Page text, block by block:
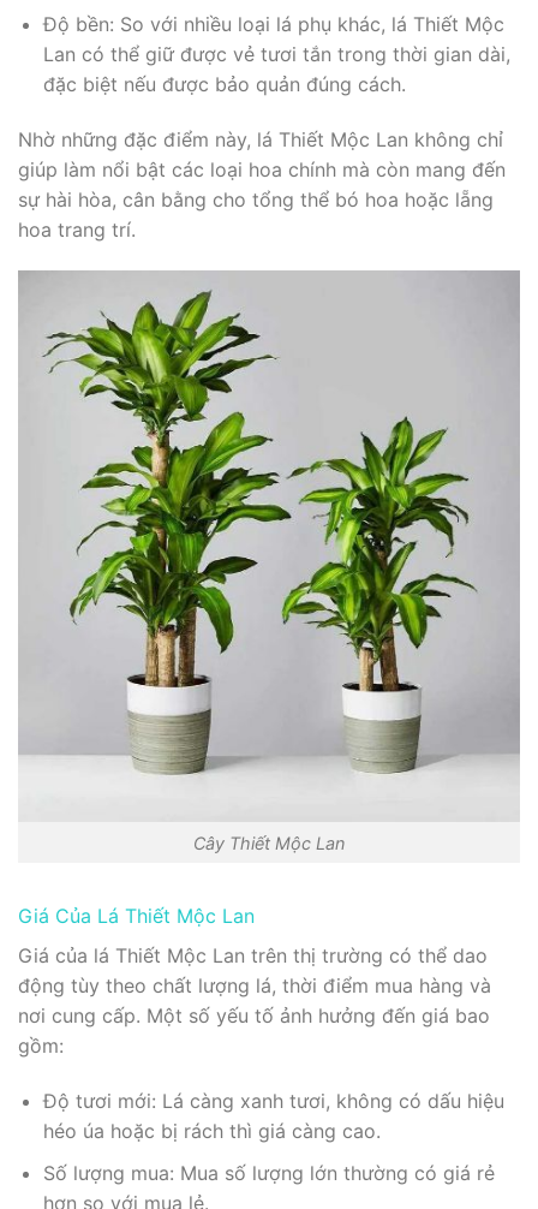
Độ bền: So với nhiều loại lá phụ khác, lá Thiết Mộc
Lan có thể giữ được vẻ tươi tắn trong thời gian dài,
đặc biệt nếu được bảo quản đúng cách.
Nhờ những đặc điểm này, lá Thiết Mộc Lan không chỉ
giúp làm nổi bật các loại hoa chính mà còn mang đến
sự hài hòa, cân bằng cho tổng thể bó hoa hoặc lẵng
hoa trang trí.
Cây Thiết Mộc Lan
Giá Của Lá Thiết Mộc Lan
Giá của lá Thiết Mộc Lan trên thị trường có thể dao
động tùy theo chất lượng lá, thời điểm mua hàng và
nơi cung cấp. Một số yếu tố ảnh hưởng đến giá bao
gồm:
Độ tươi mới: Lá càng xanh tươi, không có dấu hiệu
héo úa hoặc bị rách thì giá càng cao.
Số lượng mua: Mua số lượng lớn thường có giá rẻ
hơn so với mua lẻ.